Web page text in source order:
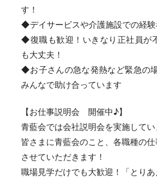
す！
◆デイサービスや介護施設での経験
◆復職も歓迎！いきなり正社員が
も大丈夫！
◆お子さんの急な発熱など緊急の
みんなで助け合っています
【お仕事説明会 開催中♪】
青藍会では会社説明会を実施してい
皆さまに青藍会のこと、各職種の
させていただきます！
職場見学だけでも大歓迎！「とり